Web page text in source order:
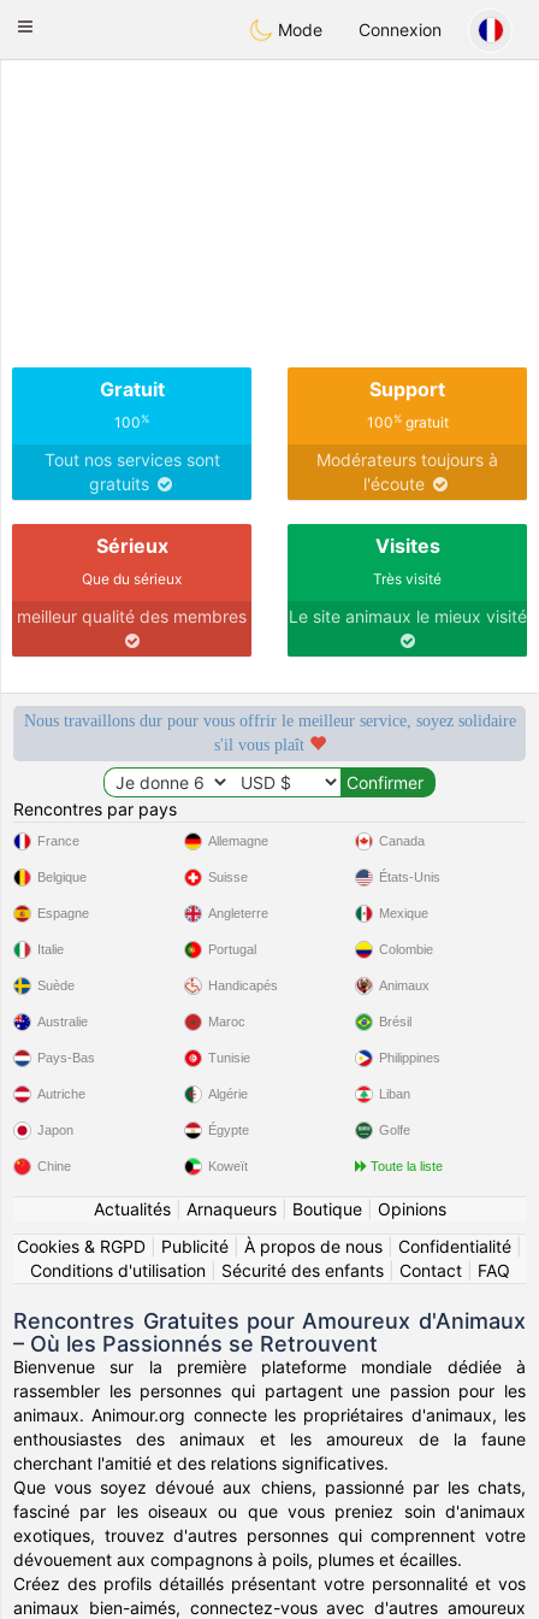
Animour
Toggle
Mode Connexion
Gratuit
100%
Tout nos services sont
gratuits
Support
100%gratuit
Modérateurs toujours à
l'écoute
Sérieux
Que du sérieux
meilleur qualité des membres
Visites
Très visité
Le site animaux le mieux visité
Nous travaillons dur pour vous offrir le meilleur service, soyez solidaire
s'il vous plaît
Rencontres par pays
France
Belgique
Espagne
Italie
Suède
Allemagne
Suisse
Angleterre
Portugal
Handicapés
Canada
États-Unis
Mexique
Colombie
Animaux
Australie
Pays-Bas
Autriche
Japon
Chine
Maroc
Tunisie
Algérie
Égypte
Koweït
Brésil
Philippines
Liban
Golfe
Toute la liste
Actualités| Arnaqueurs| Boutique| Opinions
Cookies & RGPD
Publicité À propos de nous Confidentialité
Conditions d'utilisation| Sécurité des enfants| Contact| FAQ
Rencontres Gratuites pour Amoureux d'Animaux
– Où les Passionnés se Retrouvent
Bienvenue sur la première plateforme mondiale dédiée à
rassembler les personnes qui partagent une passion pour les
animaux. Animour.org connecte les propriétaires d'animaux, les
enthousiastes des animaux et les amoureux de la faune
cherchant l'amitié et des relations significatives.
Que vous soyez dévoué aux chiens, passionné par les chats,
fasciné par les oiseaux ou que vous preniez soin d'animaux
exotiques, trouvez d'autres personnes qui comprennent votre
dévouement aux compagnons à poils, plumes et écailles.
Créez des profils détaillés présentant votre personnalité et vos
animaux bien-aimés, connectez-vous avec d'autres amoureux